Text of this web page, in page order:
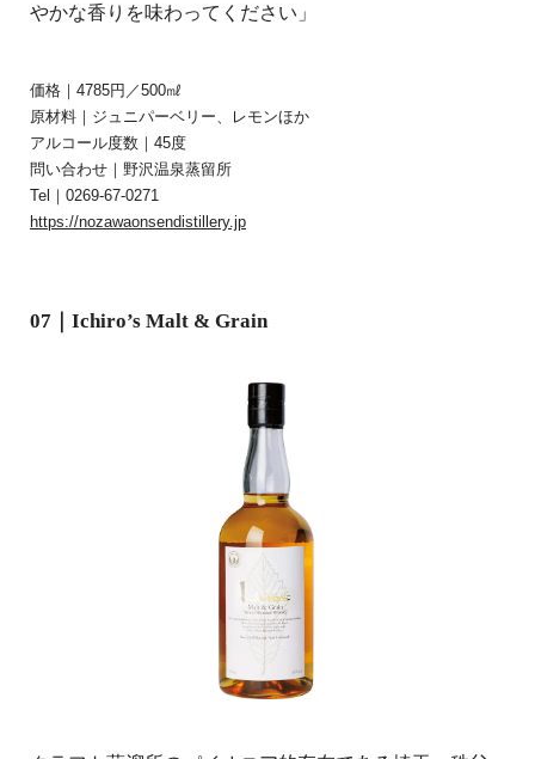
やかな香りを味わってください」
価格｜4785円／500㎖
原材料｜ジュニパーベリー、レモンほか
アルコール度数｜45度
問い合わせ｜野沢温泉蒸留所
Tel｜0269-67-0271
https://nozawaonsendistillery.jp
07｜Ichiro’s Malt & Grain